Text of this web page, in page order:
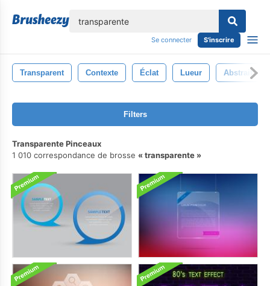
Se connecter S'inscrire
Transparent Contexte Éclat Lueur Abstrait
Filters
Transparente Pinceaux
1 010 correspondance de brosse
transparente